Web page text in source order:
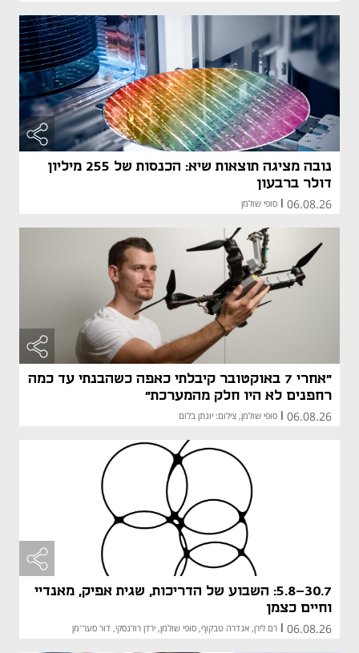
נובה מציגה תוצאות שיא: הכנסות של 255 מיליון
דולר ברבעון
06.08.26 סופי שולמן
"אחרי 7 באוקטובר קיבלתי כאפה כשהבנתי עד כמה
רחפנים לא היו חלק מהמערכת"
06.08.26
| סופי שולמן, צילום: יונתן בלום
5.8-30.7: השבוע של הדריכות, שגית אפיק, מאנדיי
וחיים כצמן
06.08.26
| רם לירן, אנדרה טבקוף, סופי שולמן, ירדן רוז'נסקי, דור סער־מן